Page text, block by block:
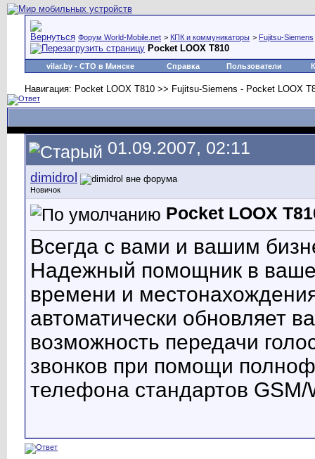
Форум World-Mobile.net > КПК и коммуникаторы > Fujitsu-Siemens
Pocket LOOX T810
vilar.by - СТО в Минске Справка Пользователи
Навигация: Pocket LOOX T810 >> Fujitsu-Siemens - Pocket LOOX
01.09.2007, 02:11
dimidrol
Новичок
Pocket LOOX
Всегда с вами и вашим
Надежный помощник в
времени и
автоматически обновляет
возможность передачи
звонков при помощи
телефона стандартов GSM/